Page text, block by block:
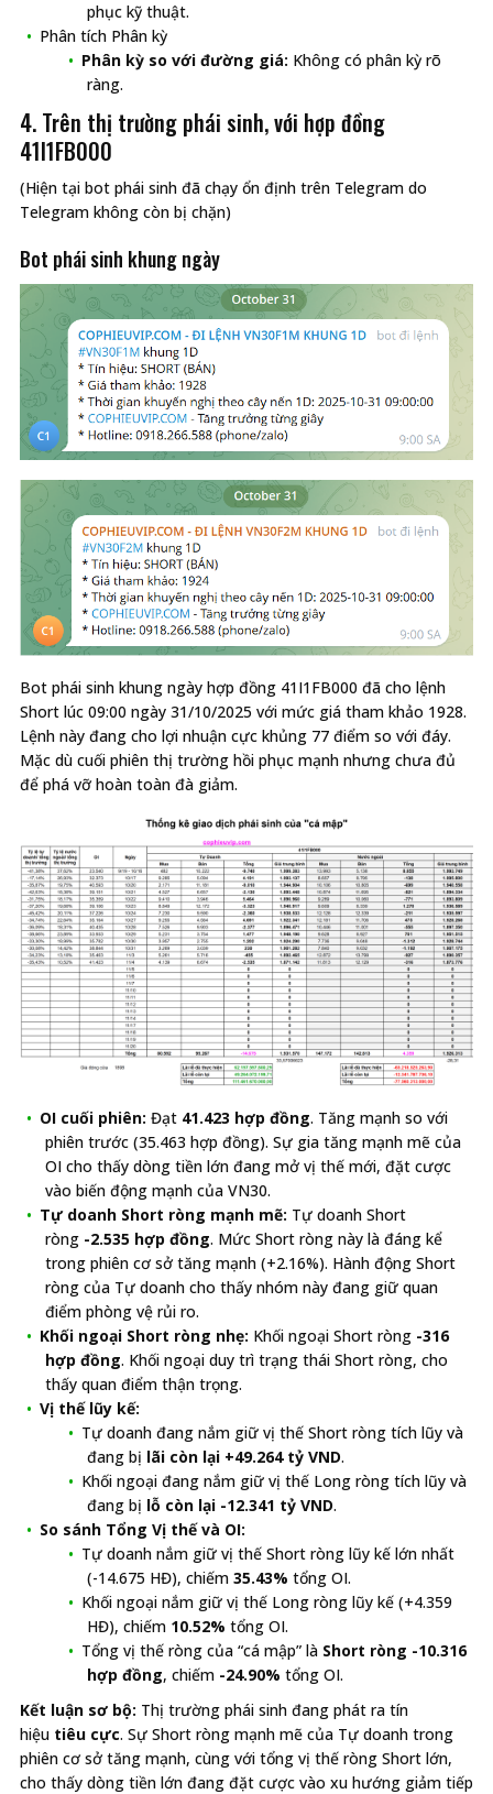
phục kỹ thuật.
Phân tích Phân kỳ
Phân kỳ so với đường giá: Không có phân kỳ rõ
ràng.
4. Trên thị trường phái sinh, với hợp đồng
41I1FB000
(Hiện tại bot phái sinh đã chạy ổn định trên Telegram do
Telegram không còn bị chặn)
Bot phái sinh khung ngày
Bot phái sinh khung ngày hợp đồng 41I1FB000 đã cho lệnh
Short lúc 09:00 ngày 31/10/2025 với mức giá tham khảo 1928.
Lệnh này đang cho lợi nhuận cực khủng 77 điểm so với đáy.
Mặc dù cuối phiên thị trường hồi phục mạnh nhưng chưa đủ
để phá vỡ hoàn toàn đà giảm.
OI cuối phiên: Đạt 41.423 hợp đồng. Tăng mạnh so với
phiên trước (35.463 hợp đồng). Sự gia tăng mạnh mẽ của
OI cho thấy dòng tiền lớn đang mở vị thế mới, đặt cược
vào biến động mạnh của VN30.
Tự doanh Short ròng mạnh mẽ: Tự doanh Short
ròng -2.535 hợp đồng. Mức Short ròng này là đáng kể
trong phiên cơ sở tăng mạnh (+2.16%). Hành động Short
ròng của Tự doanh cho thấy nhóm này đang giữ quan
điểm phòng vệ rủi ro.
Khối ngoại Short ròng nhẹ: Khối ngoại Short ròng -316
hợp đồng. Khối ngoại duy trì trạng thái Short ròng, cho
thấy quan điểm thận trọng.
Vị thế lũy kế:
Tự doanh đang nắm giữ vị thế Short ròng tích lũy và
đang bị lãi còn lại +49.264 tỷ VND.
Khối ngoại đang nắm giữ vị thế Long ròng tích lũy và
đang bị lỗ còn lại -12.341 tỷ VND.
So sánh Tổng Vị thế và OI:
Tự doanh nắm giữ vị thế Short ròng lũy kế lớn nhất
(-14.675 HĐ), chiếm 35.43% tổng OI.
Khối ngoại nắm giữ vị thế Long ròng lũy kế (+4.359
HĐ), chiếm 10.52% tổng OI.
Tổng vị thế ròng của “cá mập” là Short ròng -10.316
hợp đồng, chiếm -24.90% tổng OI.
Kết luận sơ bộ: Thị trường phái sinh đang phát ra tín
hiệu tiêu cực. Sự Short ròng mạnh mẽ của Tự doanh trong
phiên cơ sở tăng mạnh, cùng với tổng vị thế ròng Short lớn,
cho thấy dòng tiền lớn đang đặt cược vào xu hướng giảm tiếp